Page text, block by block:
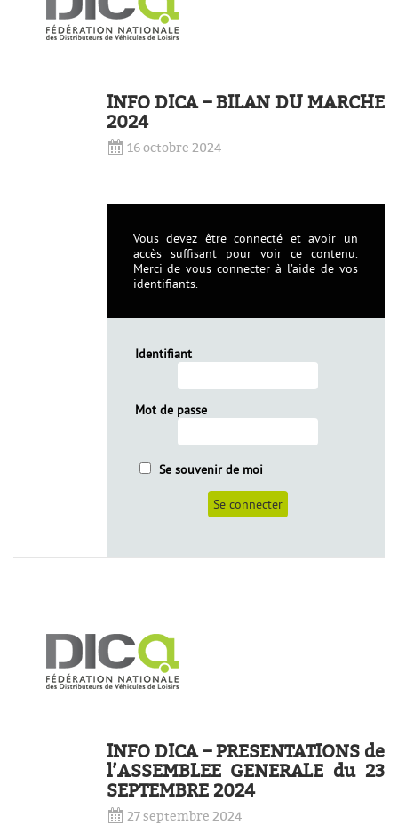
INFO DICA – BILAN DU MARCHE
2024
16 octobre 2024
Vous devez être connecté et avoir un
accès suffisant pour voir ce contenu.
Merci de vous connecter à l’aide de vos
identifiants.
Identifiant
Mot de passe
Se souvenir de moi
INFO DICA – PRESENTATIONS de
l’ASSEMBLEE GENERALE du 23
SEPTEMBRE 2024
27 septembre 2024